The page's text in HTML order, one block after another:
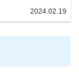
2024.02.19